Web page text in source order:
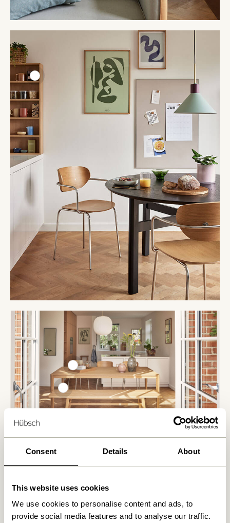
Consent Details About
This website uses cookies
We use cookies to personalise content and ads, to
provide social media features and to analyse our traffic.